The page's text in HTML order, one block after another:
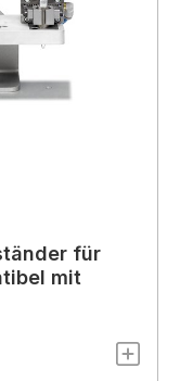
für
mit